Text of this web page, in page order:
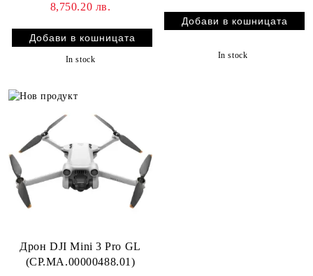
8,750.20 лв.
In stock In stock
Дрон DJI Mini 3 Pro GL
(CP.MA.00000488.01)